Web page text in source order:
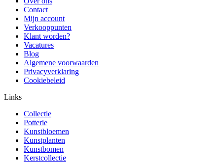
Contact
Mijn account
Verkooppunten
Klant worden?
Vacatures
Blog
Algemene voorwaarden
Privacyverklaring
Cookiebeleid
Links
Collectie
Potterie
Kunstbloemen
Kunstplanten
Kunstbomen
Kerstcollectie